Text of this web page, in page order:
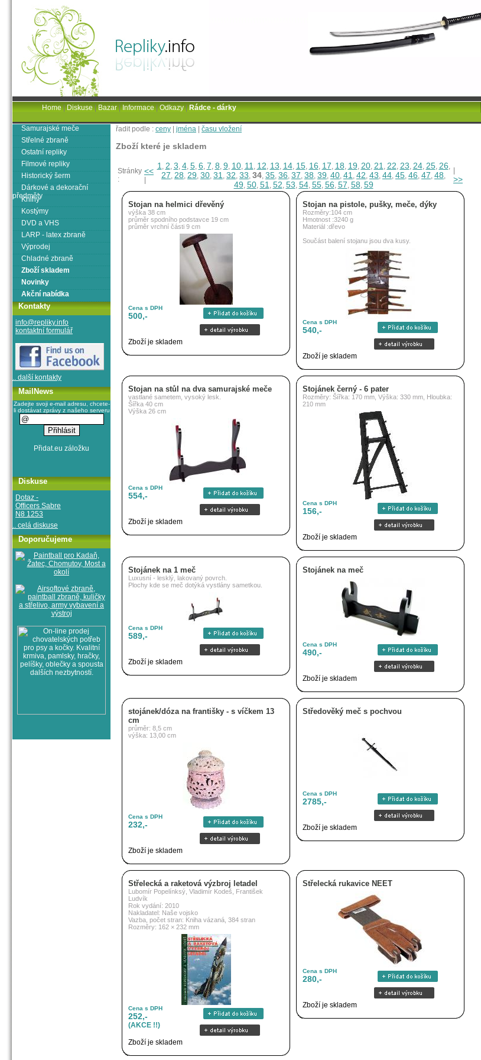
řadit podle : ceny jména času vložení
Zboží které je skladem
Stránky
:
<<
1, 2, 3, 4, 5, 6, 7, 8, 9, 10, 11, 12, 13, 14, 15, 16, 17, 18, 19, 20, 21, 22, 23, 24, 25, 26,
27, 28, 29, 30, 31 , 32, 33, 34, 35, 36, 37, 38, 39, 40, 41 , 42, 43, 44, 45, 46, 47, 48,
49, 50, 51, 52, 53, 54, 55, 56, 57, 58, 59
>>
Stojan na helmici dřevěný
výška 38 cm
průměr spodního podstavce 19 cm
průměr vrchní části 9 cm
Cena s DPH
500,-
Zboží je skladem
Stojan na pistole, pušky, meče, dýky
Rozměry:104 cm
Hmotnost :3240 g
Materiál :dřevo
Součást balení stojanu jsou dva kusy.
Cena s DPH
540,-
Zboží je skladem
Stojan na stůl na dva samurajské meče
vastlané sametem, vysoký lesk.
Šířka 40 cm
Výška 26 cm
Cena s DPH
554,-
Zboží je skladem
Stojánek černý - 6 pater
Rozměry: Šířka: 170 mm, Výška: 330 mm, Hloubka:
210 mm
Cena s DPH
156,-
Zboží je skladem
Stojánek na 1 meč
Luxusní - lesklý, lakovaný povrch.
Plochy kde se meč dotýká vystlány sametkou.
Cena s DPH
589,-
Zboží je skladem
Stojánek na meč
Cena s DPH
490,-
Zboží je skladem
stojánek/dóza na františky - s víčkem 13
cm
průměr: 8,5 cm
výška: 13,00 cm
Cena s DPH
232,-
Zboží je skladem
Středověký meč s pochvou
Cena s DPH
2785,-
Zboží je skladem
Střelecká a raketová výzbroj letadel
Lubomír Popelínksý, Vladimír Kodeš, František
Ludvík
Rok vydání: 2010
Nakladatel: Naše vojsko
Vazba, počet stran: Kniha vázaná, 384 stran
Rozměry: 162 × 232 mm
Cena s DPH
252,-
(AKCE !!)
Zboží je skladem
Střelecká rukavice NEET
Cena s DPH
280,-
Zboží je skladem
Samurajské meče
Střelné zbraně
Ostatní repliky
Filmové repliky
Historický šerm
Dárkové a dekorační
předměty
Knihy
Kostýmy
DVD a VHS
LARP - latex zbraně
Výprodej
Chladné zbraně
Zboží skladem
Novinky
Akční nabídka
Kontakty
info@repliky.info
kontaktní formulář
.. další kontakty
MailNews
Zadejte svoji e-mail adresu, chcete-
li dostávat zprávy z našeho serveru
Diskuse
Dotaz -
Officers Sabre
N8 1253
.. celá diskuse
Doporučujeme
Home|Diskuse|Bazar|Informace|Odkazy|Rádce - dárky